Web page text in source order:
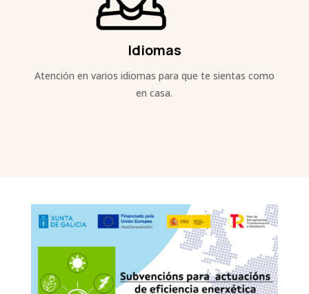
Idiomas
Atención en varios idiomas para que te sientas como
en casa.